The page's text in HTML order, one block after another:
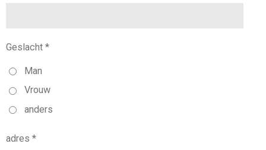
Geslacht *
Man
Vrouw
anders
adres *